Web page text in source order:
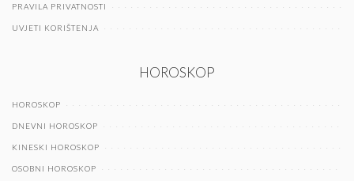
PRAVILA PRIVATNOSTI
UVJETI KORIŠTENJA
HOROSKOP
HOROSKOP
DNEVNI HOROSKOP
KINESKI HOROSKOP
OSOBNI HOROSKOP